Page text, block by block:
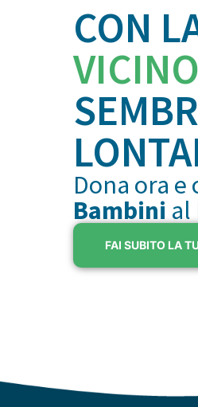
CON
VICINO
Dona ora
Bambini al
FAI SUBITO LA